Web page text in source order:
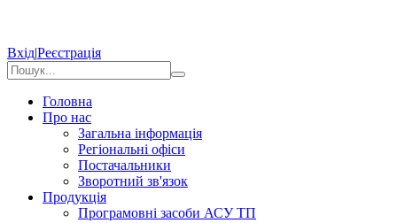
Вхід|Реєстрація
Головна
Про нас
Загальна інформація
Регіональні офіси
Постачальники
Зворотний зв'язок
Продукція
Програмовні засоби АСУ ТП